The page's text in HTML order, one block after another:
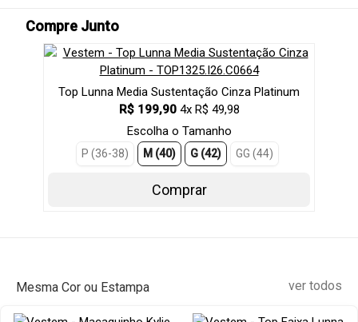
Compre Junto
Top Lunna Media Sustentação Cinza Platinum
R$ 199,90 4x R$ 49,98
Escolha o Tamanho
P (36-38) M (40) G (42) GG (44)
Comprar
Mesma Cor ou Estampa ver todos